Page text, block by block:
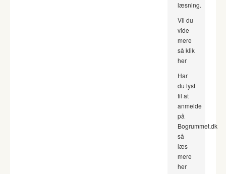
læsning.
Vil du
vide
mere
så klik
her
Har
du lyst
til at
anmelde
på
Bogrummet.dk
så
læs
mere
her